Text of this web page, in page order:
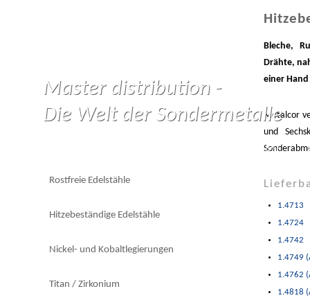
Bleche,
Drähte,
einer Hand
Metalcor
und
1.4713
1.4724
1.4742
1.4749
1.4762
1.4818
Master distribution -
Die Welt der Sondermetalle
HOME
Rostfreie Edelstähle
Hitzebeständige Edelstähle
Nickel- und Kobaltlegierungen
Titan / Zirkonium